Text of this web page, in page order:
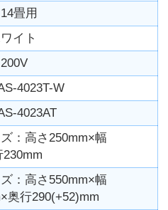
畳用
イト
4023T-W
4023AT
：高さ250mm×幅
：高さ550mm×幅
奥行290(+52)mm